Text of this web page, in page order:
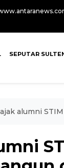
SEPUTAR
alumni